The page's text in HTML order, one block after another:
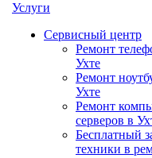
Услуги
Сервисный центр
Ремонт
Ухте
Ремонт
Ухте
Ремонт
серверов в
Бесплатный
техники в